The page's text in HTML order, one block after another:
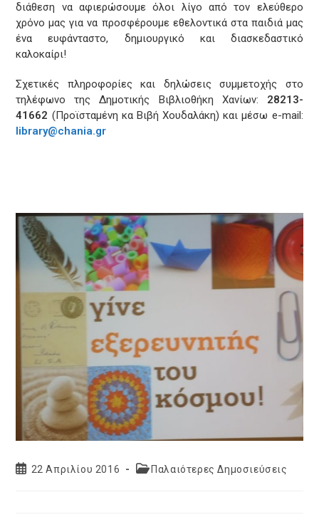
διάθεση να αφιερώσουμε όλοι λίγο από τον ελεύθερο
χρόνο μας για να προσφέρουμε εθελοντικά στα παιδιά μας
ένα ευφάνταστο, δημιουργικό και διασκεδαστικό
καλοκαίρι!
Σχετικές πληροφορίες και δηλώσεις συμμετοχής στο
τηλέφωνο της Δημοτικής Βιβλιοθήκη Χανίων: 28213-
41662 (Προϊσταμένη κα Βιβή Χουδαλάκη) και μέσω e-mail:
library@chania.gr
Post22 Απριλίου 2016
PostΠαλαιότερες Δημοσιεύσεις